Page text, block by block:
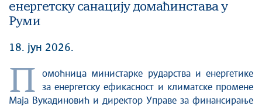
енергетску санацију домаћинстава у
Руми
18. јун 2026.
П
омоћница министарке рударства и енергетике
за енергетску ефикасност и климатске промене
Маја Вукадиновић и директор Управе за финансирање